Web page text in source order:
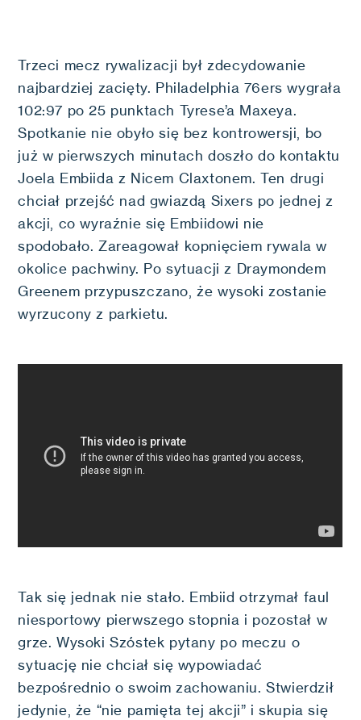
Trzeci mecz rywalizacji był zdecydowanie
najbardziej zacięty. Philadelphia 76ers wygrała
102:97 po 25 punktach Tyrese’a Maxeya.
Spotkanie nie obyło się bez kontrowersji, bo
już w pierwszych minutach doszło do kontaktu
Joela Embiida z Nicem Claxtonem. Ten drugi
chciał przejść nad gwiazdą Sixers po jednej z
akcji, co wyraźnie się Embiidowi nie
spodobało. Zareagował kopnięciem rywala w
okolice pachwiny. Po sytuacji z Draymondem
Greenem przypuszczano, że wysoki zostanie
wyrzucony z parkietu.
Tak się jednak nie stało. Embiid otrzymał faul
niesportowy pierwszego stopnia i pozostał w
grze. Wysoki Szóstek pytany po meczu o
sytuację nie chciał się wypowiadać
bezpośrednio o swoim zachowaniu. Stwierdził
jedynie, że “nie pamięta tej akcji” i skupia się